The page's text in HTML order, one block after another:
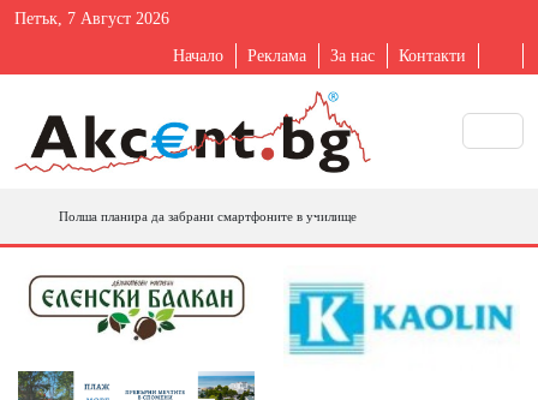
Петък, 7 Август 2026
Начало Реклама За нас Контакти
Полша планира да забрани смартфоните в училище